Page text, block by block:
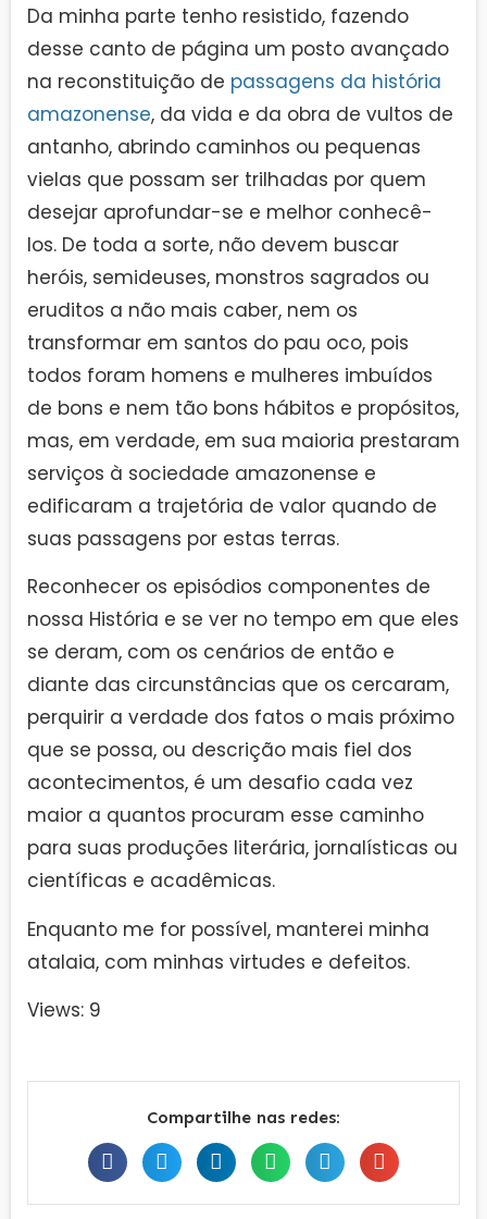
Da minha parte tenho resistido, fazendo
desse canto de página um posto avançado
na reconstituição de passagens da história
amazonense, da vida e da obra de vultos de
antanho, abrindo caminhos ou pequenas
vielas que possam ser trilhadas por quem
desejar aprofundar-se e melhor conhecê-
los. De toda a sorte, não devem buscar
heróis, semideuses, monstros sagrados ou
eruditos a não mais caber, nem os
transformar em santos do pau oco, pois
todos foram homens e mulheres imbuídos
de bons e nem tão bons hábitos e propósitos,
mas, em verdade, em sua maioria prestaram
serviços à sociedade amazonense e
edificaram a trajetória de valor quando de
suas passagens por estas terras.
Reconhecer os episódios componentes de
nossa História e se ver no tempo em que eles
se deram, com os cenários de então e
diante das circunstâncias que os cercaram,
perquirir a verdade dos fatos o mais próximo
que se possa, ou descrição mais fiel dos
acontecimentos, é um desafio cada vez
maior a quantos procuram esse caminho
para suas produções literária, jornalísticas ou
científicas e acadêmicas.
Enquanto me for possível, manterei minha
atalaia, com minhas virtudes e defeitos.
Views: 9
Compartilhe nas redes: